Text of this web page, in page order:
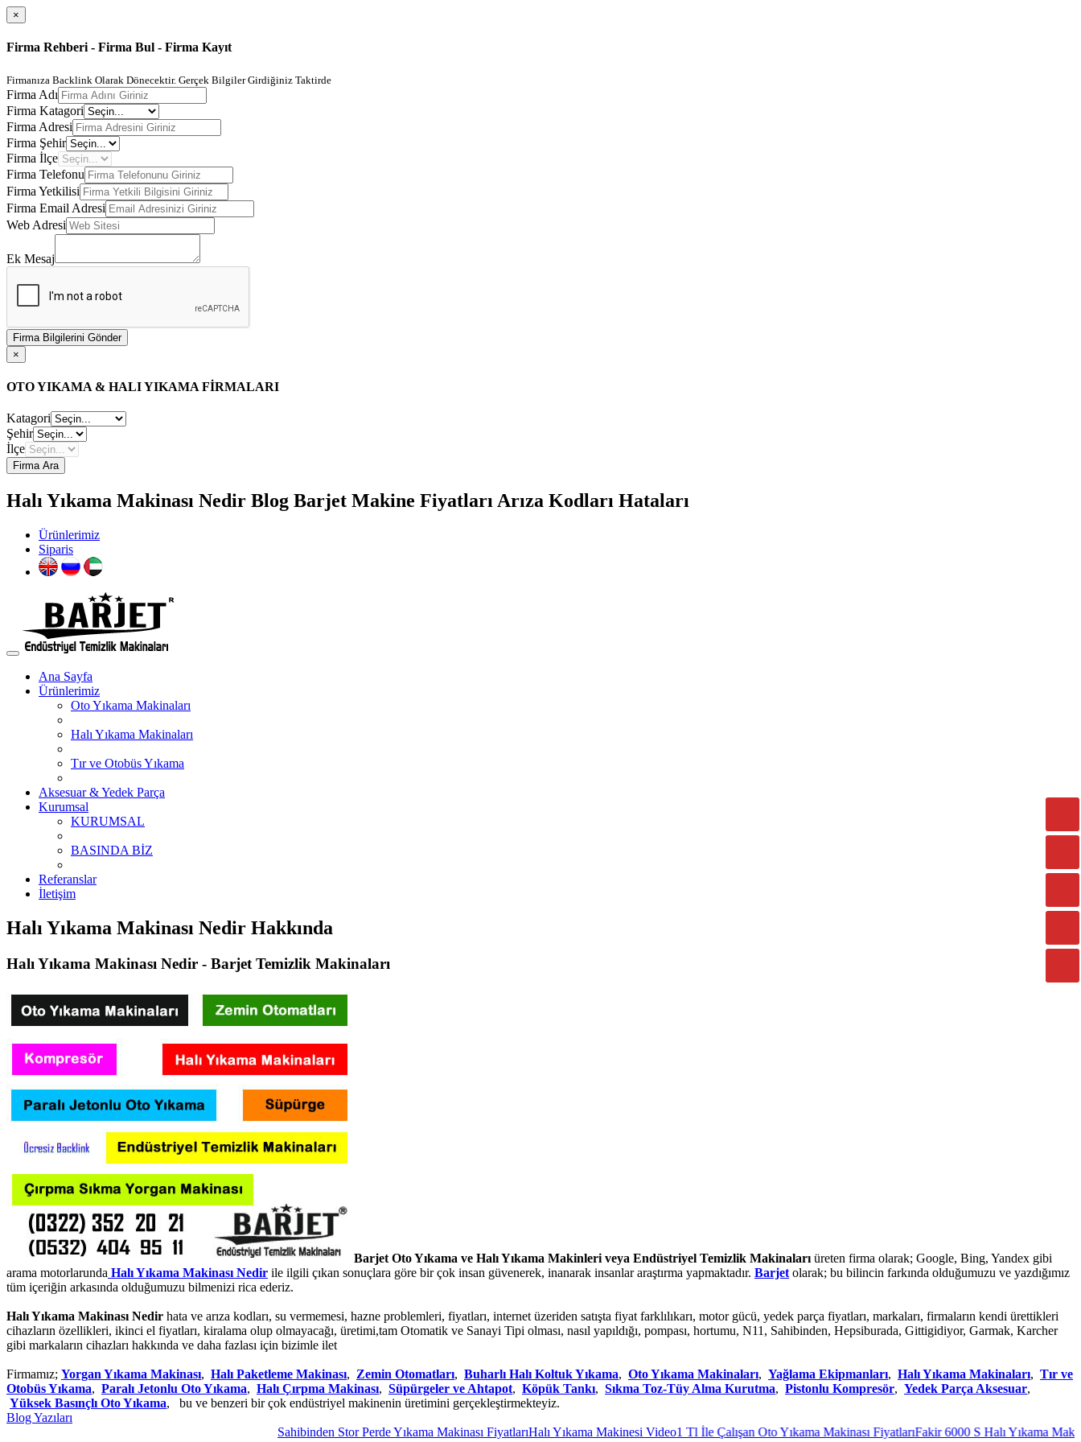
×
Firma Rehberi - Firma Bul - Firma Kayıt
Firmanıza Backlink Olarak Dönecektir. Gerçek Bilgiler Girdiğiniz Taktirde
Firma Adı
Firma Katagori
Firma Adresi
Firma Şehir
Firma İlçe
Firma Telefonu
Firma Yetkilisi
Firma Email Adresi
Web Adresi
Ek Mesaj
Firma Bilgilerini Gönder
×
OTO YIKAMA & HALI YIKAMA FİRMALARI
Katagori
Şehir
İlçe
Firma Ara
Halı Yıkama Makinası Nedir Blog Barjet Makine Fiyatları Arıza Kodları Hataları
Ürünlerimiz
Siparis
Ana Sayfa
Ürünlerimiz
Oto Yıkama Makinaları
Halı Yıkama Makinaları
Tır ve Otobüs Yıkama
Aksesuar & Yedek Parça
Kurumsal
KURUMSAL
BASINDA BİZ
Referanslar
İletişim
Halı Yıkama Makinası Nedir Hakkında
Halı Yıkama Makinası Nedir - Barjet Temizlik Makinaları
Barjet Oto Yıkama ve Halı Yıkama Makinleri veya Endüstriyel Temizlik Makinalarıüreten firma olarak; Google, Bing, Yandex gibi
arama motorlarunda Halı Yıkama Makinası Nedir ile ilgili çıkan sonuçlara göre bir çok insan güvenerek, inanarak insanlar araştırma yapmaktadır. Barjetolarak; bu bilincin farkında olduğumuzu ve yazdığımız
tüm içeriğin arkasında olduğumuzu bilmenizi rica ederiz.
Halı Yıkama Makinası Nedir hata ve arıza kodları, su vermemesi, hazne problemleri, fiyatları, internet üzeriden satışta fiyat farklılıkarı, motor gücü, yedek parça fiyatları, markaları, firmaların kendi ürettikleri
cihazların özellikleri, ikinci el fiyatları, kiralama olup olmayacağı, üretimi,tam Otomatik ve Sanayi Tipi olması, nasıl yapıldığı, pompası, hortumu, N11, Sahibinden, Hepsiburada, Gittigidiyor, Garmak, Karcher
gibi markaların cihazları hakkında ve daha fazlası için bizimle ilet
Firmamız; Yorgan Yıkama Makinası, Halı Paketleme Makinası, Zemin Otomatları, Buharlı Halı Koltuk Yıkama, Oto Yıkama Makinaları, Yağlama Ekipmanları, Halı Yıkama Makinaları, Tır ve
Otobüs Yıkama, Paralı Jetonlu Oto Yıkama, Halı Çırpma Makinası, Süpürgeler ve Ahtapot, Köpük Tankı, Sıkma Toz-Tüy Alma Kurutma, Pistonlu Kompresör, Yedek Parça Aksesuar,
Yüksek Basınçlı Oto Yıkama, bu ve benzeri bir çok endüstriyel makinenin üretimini gerçekleştirmekteyiz.
Blog Yazıları
Sahibinden Stor Perde Yıkama Makinası FiyatlarıHalı Yıkama Makinesi Video1 Tl İle Çalışan Oto Yıkama Makinası FiyatlarıFakir 6000 S Halı Yıkama Makinası